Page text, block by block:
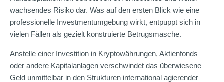
wachsendes Risiko dar. Was auf den ersten Blick wie eine
professionelle Investmentumgebung wirkt, entpuppt sich in
vielen Fällen als gezielt konstruierte Betrugsmasche.
Anstelle einer Investition in Kryptowährungen, Aktienfonds
oder andere Kapitalanlagen verschwindet das überwiesene
Geld unmittelbar in den Strukturen international agierender